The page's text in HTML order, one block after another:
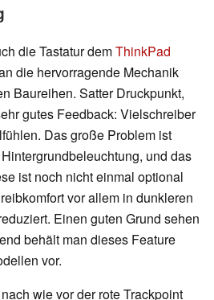
die Tastatur demThinkPad
die hervorragende Mechanik
Baureihen. Satter Druckpunkt,
gutes Feedback: Vielschreiber
Das große Problem ist
und das
ist noch nicht einmal optional
vor allem in dunkleren
Einen guten Grund sehen
behält man dieses Feature
vor.
wie vor der rote Trackpoint